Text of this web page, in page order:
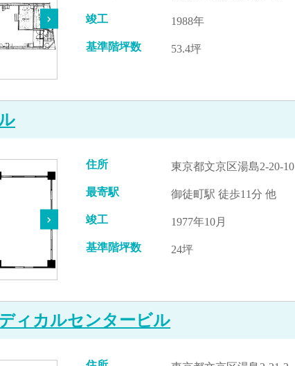
竣工 1988年
基準階坪数 53.4坪
住所 東京都文京区湯島2-20-10
最寄駅 御徒町駅 徒歩11分 他
竣工 1977年10月
基準階坪数 24坪
ィカルセンタービル